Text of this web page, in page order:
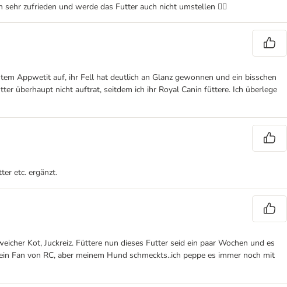
zufrieden und werde das Futter auch nicht umstellen 👍🏻
Appwetit auf, ihr Fell hat deutlich an Glanz gewonnen und ein bisschen
überhaupt nicht auftrat, seitdem ich ihr Royal Canin füttere. Ich überlege
etc. ergänzt.
Kot, Juckreiz. Füttere nun dieses Futter seid ein paar Wochen und es
von RC, aber meinem Hund schmeckts..ich peppe es immer noch mit